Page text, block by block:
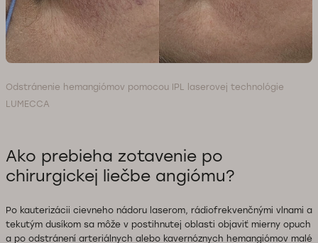
Odstránenie hemangiómov pomocou IPL laserovej technológie
LUMECCA
Ako prebieha zotavenie po
chirurgickej liečbe angiómu?
Po kauterizácii cievneho nádoru laserom, rádiofrekvenčnými vlnami a
tekutým dusíkom sa môže v postihnutej oblasti objaviť mierny opuch
a po odstránení arteriálnych alebo kavernóznych hemangiómov malé